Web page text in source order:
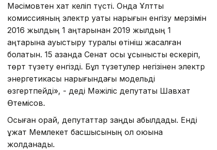
Мәсімовтен хат келіп түсті. Онда Ұлттық
комиссияның электр қуаты нарығын енгізу мерзімін
2016 жылдың 1 қаңтарынан 2019 жылдың 1
қаңтарына ауыстыру туралы өтініш жасалған
болатын. 15 қазанда Сенат осы ұсынысты ескеріп,
төрт түзету енгізді. Бұл түзетулер негізінен электр
энергетикасы нарығындағы модельді
өзгертпейді», - деді Мәжіліс депутаты Шавхат
Өтемісов.
Осыған орай, депутаттар заңды қабылдады. Енді
құжат Мемлекет басшысының қол қоюына
жолданады.